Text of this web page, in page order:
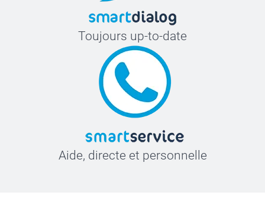
Toujours up-to-date
Aide, directe et personnelle